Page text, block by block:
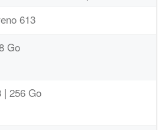
613
Go
| 256 Go